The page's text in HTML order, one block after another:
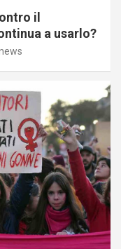
il
a usarlo?